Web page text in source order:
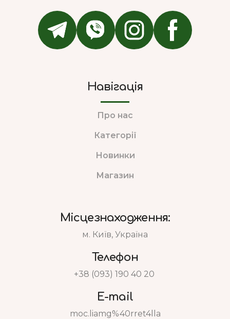
Навігація
Про нас
Категорії
Новинки
Магазин
Місцезнаходження:
м. Київ, Україна
Телефон
+38 (093) 190 40 20
E-mail
moc.liamg%40rret4lla